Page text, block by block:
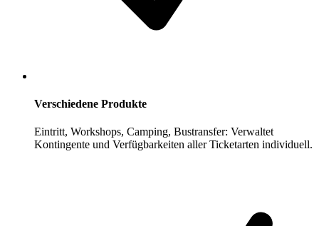
Verschiedene Produkte
Eintritt, Workshops, Camping, Bustransfer: Verwaltet
Kontingente und Verfügbarkeiten aller Ticketarten individuell.